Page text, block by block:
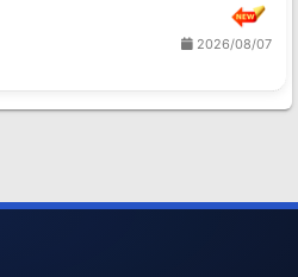
2026/08/07